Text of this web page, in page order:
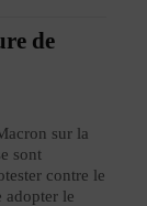
de
sur la
sont
contre le
adopter le